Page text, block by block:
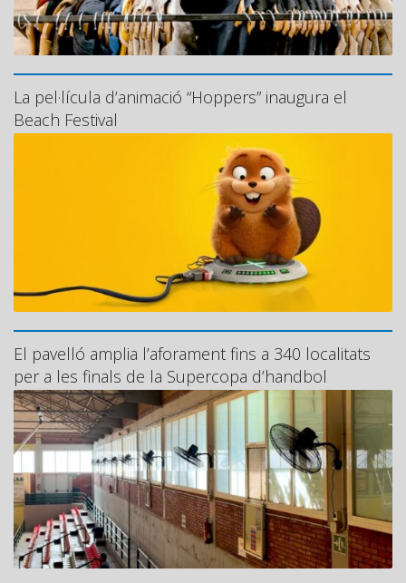
La pel·lícula d’animació “Hoppers” inaugura el
Beach Festival
El pavelló amplia l’aforament fins a 340 localitats
per a les finals de la Supercopa d’handbol